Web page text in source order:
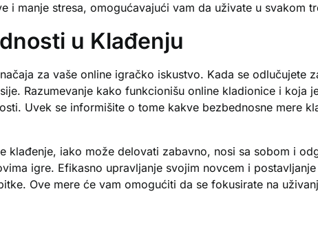
i manje stresa, omogućavajući vam da uživate u svakom
u Klađenju
za vaše online igračko iskustvo. Kada se odlučujete
Razumevanje kako funkcionišu online kladionice i koja
Uvek se informišite o tome kakve bezbednosne mere
klađenje, iako može delovati zabavno, nosi sa sobom i
igre. Efikasno upravljanje svojim novcem i
Ove mere će vam omogućiti da se fokusirate na